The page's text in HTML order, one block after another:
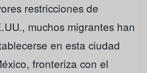
restricciones de
muchos migrantes han
en esta ciudad
fronteriza con el